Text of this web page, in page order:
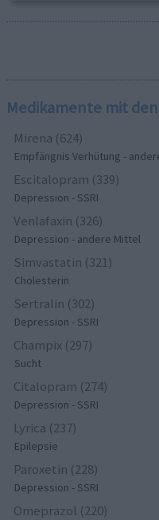
Medikamente mit
Mirena (624)
Empfängnis Verhütung -
Escitalopram (339)
Depression - SSRI
Venlafaxin (326)
Depression - andere Mittel
Simvastatin (321)
Cholesterin
Sertralin (302)
Depression - SSRI
Champix (297)
Sucht
Citalopram (274)
Depression - SSRI
Lyrica (237)
Epilepsie
Paroxetin (228)
Depression - SSRI
Omeprazol (220)